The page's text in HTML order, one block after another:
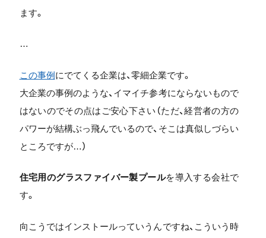
ます。
…
この事例にでてくる企業は、零細企業です。
大企業の事例のような、イマイチ参考にならないもので
はないのでその点はご安心下さい（ただ、経営者の方の
パワーが結構ぶっ飛んでいるので、そこは真似しづらい
ところですが…）
住宅用のグラスファイバー製プールを導入する会社で
す。
向こうではインストールっていうんですね、こういう時